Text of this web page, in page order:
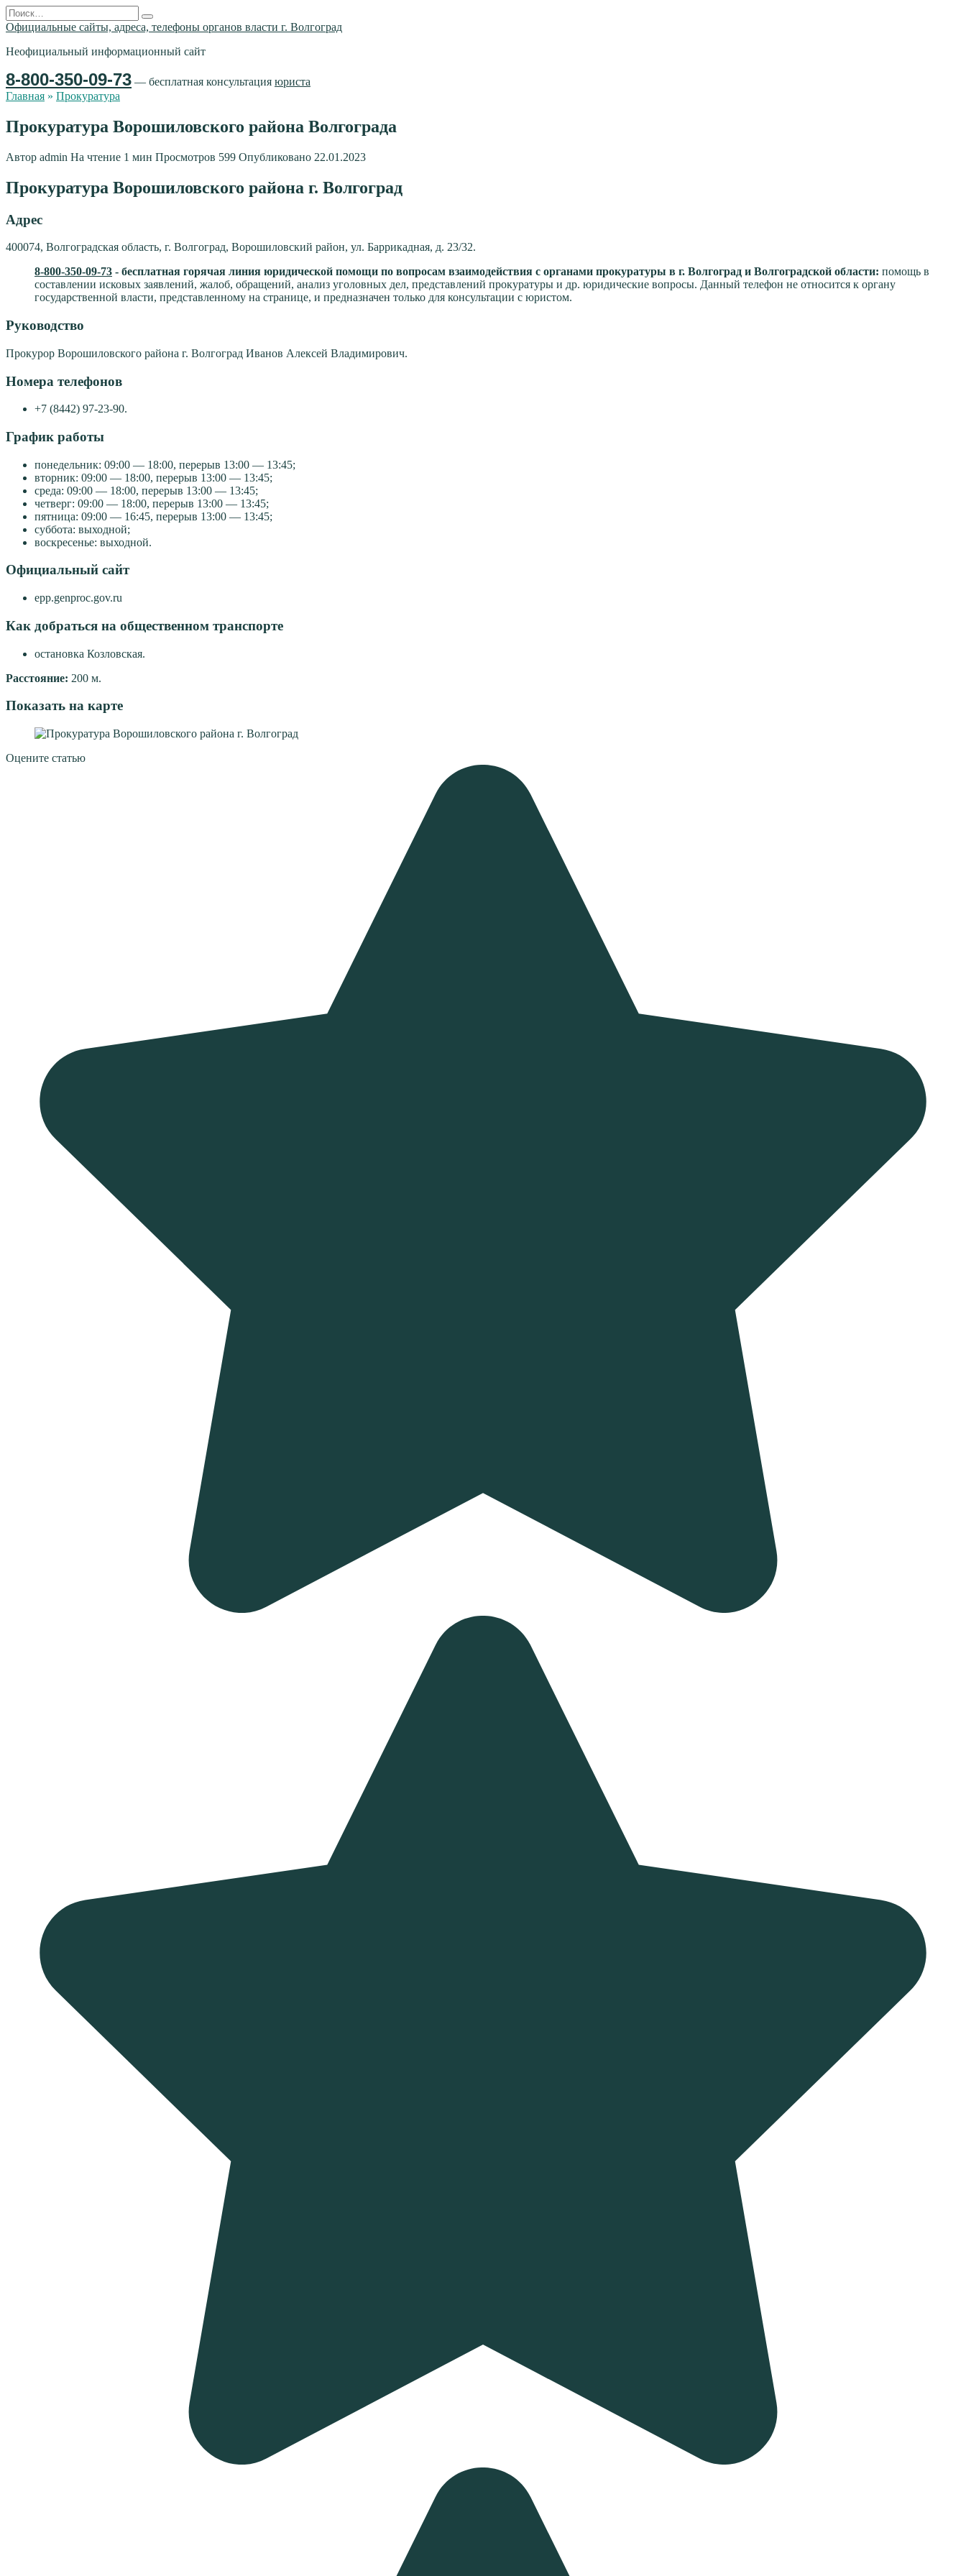
Перейти
к
содержанию
Search
for:
Официальные сайты, адреса, телефоны органов власти г. Волгоград
Неофициальный информационный сайт
8-800-350-09-73 — бесплатная консультация юриста
Главная » Прокуратура
Прокуратура Ворошиловского района Волгограда
Автор admin На чтение 1 мин Просмотров 599 Опубликовано 22.01.2023
Прокуратура Ворошиловского района г. Волгоград
Адрес
400074, Волгоградская область, г. Волгоград, Ворошиловский район, ул. Баррикадная, д. 23/32.
8-800-350-09-73 - бесплатная горячая линия юридической помощи по вопросам взаимодействия с органами прокуратуры в г. Волгоград и Волгоградской области: помощь в
составлении исковых заявлений, жалоб, обращений, анализ уголовных дел, представлений прокуратуры и др. юридические вопросы. Данный телефон не относится к органу
государственной власти, представленному на странице, и предназначен только для консультации с юристом.
Руководство
Прокурор Ворошиловского района г. Волгоград Иванов Алексей Владимирович.
Номера телефонов
+7 (8442) 97-23-90.
График работы
понедельник: 09:00 — 18:00, перерыв 13:00 — 13:45;
вторник: 09:00 — 18:00, перерыв 13:00 — 13:45;
среда: 09:00 — 18:00, перерыв 13:00 — 13:45;
четверг: 09:00 — 18:00, перерыв 13:00 — 13:45;
пятница: 09:00 — 16:45, перерыв 13:00 — 13:45;
суббота: выходной;
воскресенье: выходной.
Официальный сайт
epp.genproc.gov.ru
Как добраться на общественном транспорте
остановка Козловская.
Расстояние: 200 м.
Показать на карте
Оцените статью